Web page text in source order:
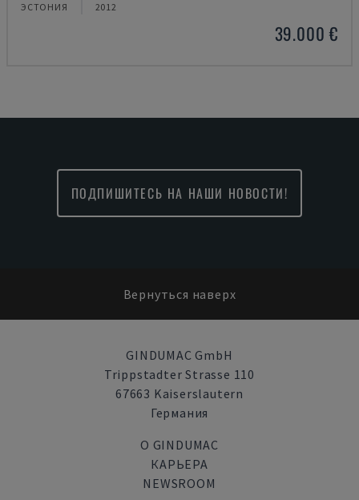
ЭСТОНИЯ 2012
39.000 €
ПОДПИШИТЕСЬ НА НАШИ НОВОСТИ!
Вернуться наверх
GINDUMAC GmbH
Trippstadter Strasse 110
67663 Kaiserslautern
Германия
О GINDUMAC
КАРЬЕРА
NEWSROOM